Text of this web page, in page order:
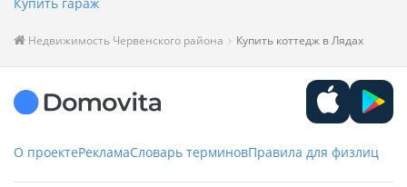
Купить гараж
Недвижимость Червенского района Купить коттедж в Лядах
О проектеРекламаСловарь терминовПравила для физлиц